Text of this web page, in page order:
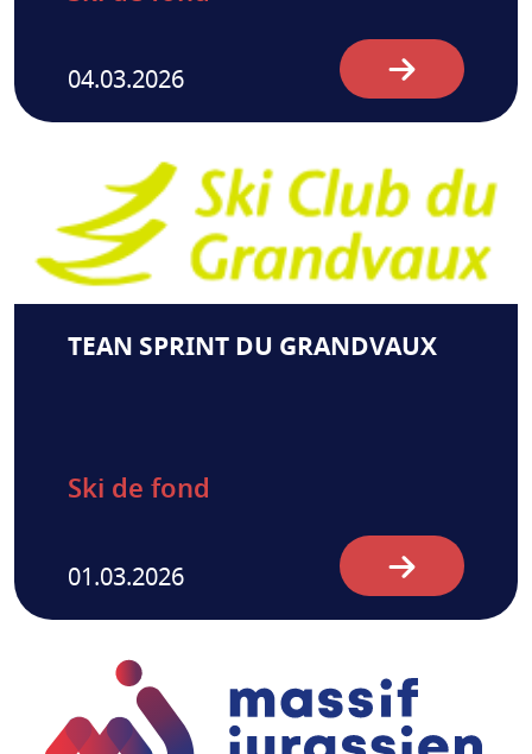
04.03.2026
TEAN SPRINT DU GRANDVAUX
Ski de fond
01.03.2026